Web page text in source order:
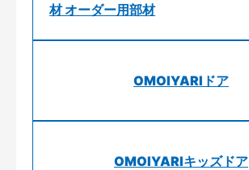
材 オーダー用部材
OMOIYARIドア
OMOIYARIキッズドア